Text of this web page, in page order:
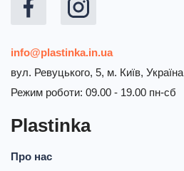
Plastinka
Про нас
info@plastinka.in.ua
вул. Ревуцького, 5, м. Київ, Україна
Режим роботи: 09.00 - 19.00 пн-сб